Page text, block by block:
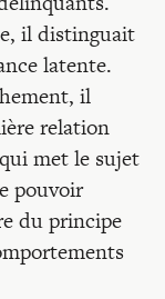
il distinguait
latente.
il
relation
met le sujet
pouvoir
du principe